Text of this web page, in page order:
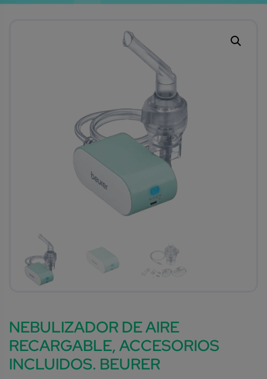
NEBULIZADOR DE AIRE
RECARGABLE, ACCESORIOS
INCLUIDOS. BEURER